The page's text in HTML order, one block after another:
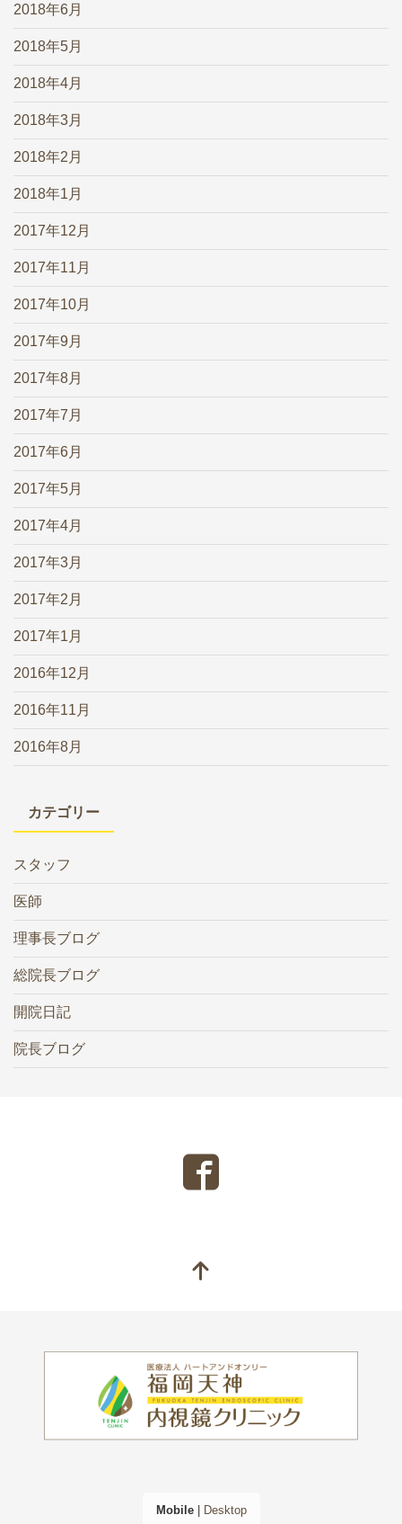
2018年6月
2018年5月
2018年4月
2018年3月
2018年2月
2018年1月
2017年12月
2017年11月
2017年10月
2017年9月
2017年8月
2017年7月
2017年6月
2017年5月
2017年4月
2017年3月
2017年2月
2017年1月
2016年12月
2016年11月
2016年8月
カテゴリー
スタッフ
医師
理事長ブログ
総院長ブログ
開院日記
院長ブログ
Mobile| Desktop